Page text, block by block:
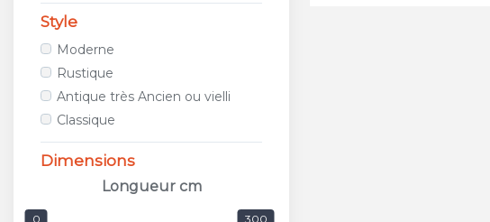
AGROB BUCHTAL
ALFALUX
ANTICA CERAMICA RUBIERA
APARICI
APAVISA
Style
Moderne
Rustique
Antique très Ancien ou vielli
Classique
Dimensions
Longueur cm
0 300